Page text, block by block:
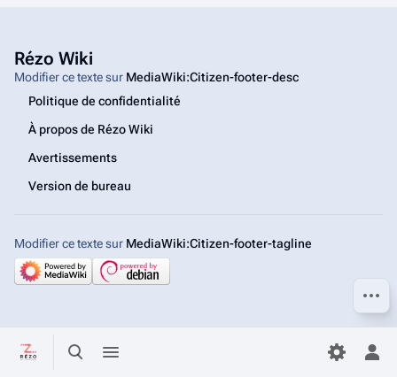
Basculer la recherche
Basculer le menu
Rézo Wiki
Modifier ce texte sur MediaWiki:Citizen-footer-desc
Politique de confidentialité
À propos de Rézo Wiki
Avertissements
Version de bureau
Modifier ce texte sur MediaWiki:Citizen-footer-tagline